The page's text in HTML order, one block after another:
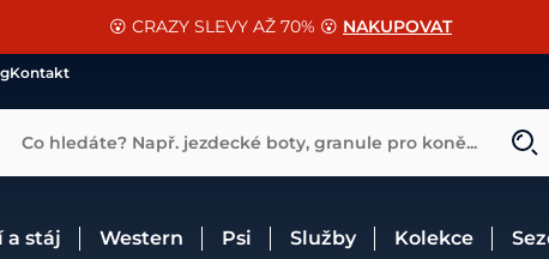
SLEVA 13% na vše od Cassini! CHCI SLEVU
😮 CRAZY SLEVY AŽ 70% 😮 NAKUPOVAT
📐Pasování a doplňky k vybraným sedlům ZDARMA 🐴
Kontakt
Co hledáte? Např. jezdecké boty, granule pro koně...
a stáj Western Psi Služby Kolekce